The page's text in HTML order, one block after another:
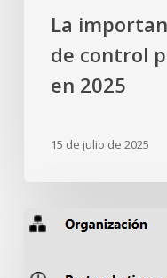
La
de control
en 2025
15 de julio de 2025
Unificar